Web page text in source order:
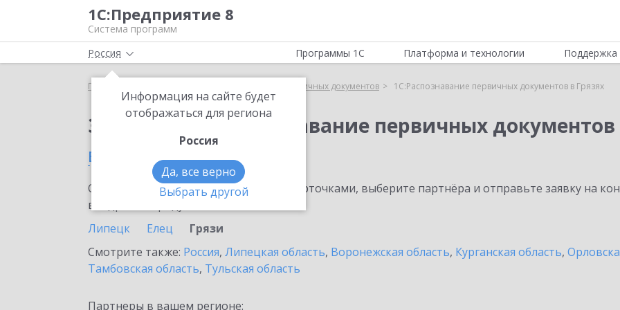
1С:Предприятие 8
Система программ
Россия
Информация на сайте будет
отображаться для региона
Россия
Да, все верно
Выбрать другой
Программы 1С Платформа и технологии Поддержка
Главная 1С:Распознавание первичных документов 1С:Распознавание первичных документов в Грязях
Заказать 1С:Распознавание первичных документов
в Грязях
Ознакомьтесь с информационными карточками, выберите партнёра и отправьте заявку на
внедрение продукта.
Липецк
Елец
Грязи
Смотрите также: Россия, Липецкая область, Воронежская область, Курганская область,
Тамбовская область, Тульская область
Партнеры в вашем регионе: